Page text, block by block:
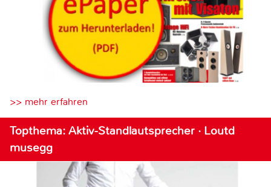
>> mehr erfahren
Topthema: Aktiv-Standlautsprecher · Loutd
musegg